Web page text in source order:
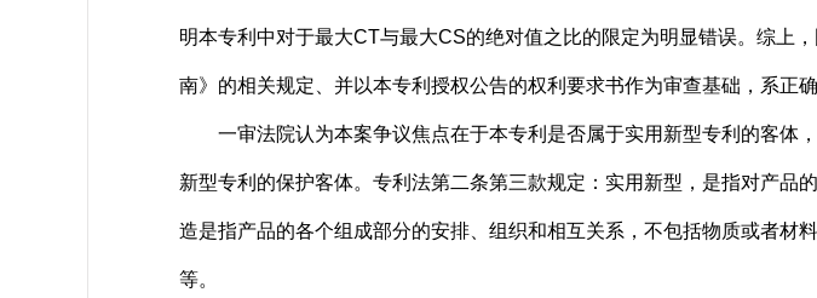
明本专利中对于最大CT与最大CS的绝对值之比的限定为明显错误。综上
南》的相关规定、并以本专利授权公告的权利要求书作为审查基础，系正
一审法院认为本案争议焦点在于本专利是否属于实用新型专利的客体
新型专利的保护客体。专利法第二条第三款规定：实用新型，是指对产
造是指产品的各个组成部分的安排、组织和相互关系，不包括物质或者材
等。